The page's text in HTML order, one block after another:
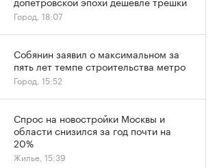
Город, 18:07
Собянин заявил о максимальном за
пять лет темпе строительства метро
Город, 15:52
Спрос на новостройки Москвы и
области снизился за год почти на
20%
Жилье, 15:39